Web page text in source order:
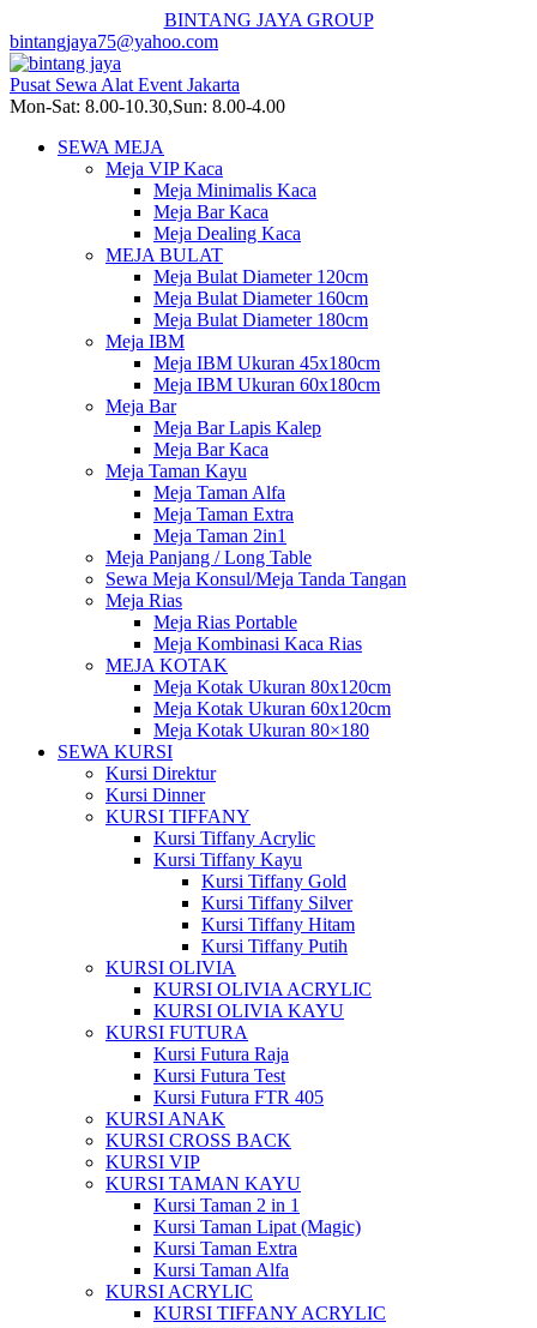
BINTANG JAYA GROUP
bintangjaya75@yahoo.com
Pusat Sewa Alat Event Jakarta
Mon-Sat: 8.00-10.30,Sun: 8.00-4.00
SEWA MEJA
Meja VIP Kaca
Meja Minimalis Kaca
Meja Bar Kaca
Meja Dealing Kaca
MEJA BULAT
Meja Bulat Diameter 120cm
Meja Bulat Diameter 160cm
Meja Bulat Diameter 180cm
Meja IBM
Meja IBM Ukuran 45x180cm
Meja IBM Ukuran 60x180cm
Meja Bar
Meja Bar Lapis Kalep
Meja Bar Kaca
Meja Taman Kayu
Meja Taman Alfa
Meja Taman Extra
Meja Taman 2in1
Meja Panjang / Long Table
Sewa Meja Konsul/Meja Tanda Tangan
Meja Rias
Meja Rias Portable
Meja Kombinasi Kaca Rias
MEJA KOTAK
Meja Kotak Ukuran 80x120cm
Meja Kotak Ukuran 60x120cm
Meja Kotak Ukuran 80×180
SEWA KURSI
Kursi Direktur
Kursi Dinner
KURSI TIFFANY
Kursi Tiffany Acrylic
Kursi Tiffany Kayu
Kursi Tiffany Gold
Kursi Tiffany Silver
Kursi Tiffany Hitam
Kursi Tiffany Putih
KURSI OLIVIA
KURSI OLIVIA ACRYLIC
KURSI OLIVIA KAYU
KURSI FUTURA
Kursi Futura Raja
Kursi Futura Test
Kursi Futura FTR 405
KURSI ANAK
KURSI CROSS BACK
KURSI VIP
KURSI TAMAN KAYU
Kursi Taman 2 in 1
Kursi Taman Lipat (Magic)
Kursi Taman Extra
Kursi Taman Alfa
KURSI ACRYLIC
KURSI TIFFANY ACRYLIC